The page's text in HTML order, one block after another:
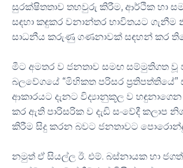
සුරක්ෂිතතාව තහවුරු කිරීම, ආර්ථික හා
සඳහා කඳුකර වනාන්තර භාවිතයට ගැනීම
සාධනීය කරුණු ගණනාවක් සඳහන් කර
මීට අමතර ව ජනතාව සමඟ සම්මුතිගත වූ
බලවේගයේ “මිහිකත පරිසර
ආකාරයට දැනට විද්‍යානුකූල ව හඳුනාගෙන
කර ඇති පාරිසරික ව දැඩි සංවේදී කලාප
කිරීම සිදු කරන බවට ජනතාවට
නමුත් ඒ සියල්ල ඊ. එම්. බස්නායක හා